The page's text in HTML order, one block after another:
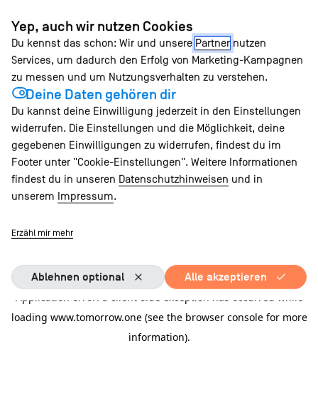
Zum
Inhalt
springen
Application error: a client-side exception has occurred while
loading www.tomorrow.one (see the browser console for more
information).
Yep, auch wir nutzen Cookies
Du kennst das schon: Wir und unsere Partner nutzen
Services, um dadurch den Erfolg von Marketing-Kampagnen
zu messen und um Nutzungsverhalten zu verstehen.
Deine Daten gehören dir
Du kannst deine Einwilligung jederzeit in den Einstellungen
widerrufen. Die Einstellungen und die Möglichkeit, deine
gegebenen Einwilligungen zu widerrufen, findest du im
Footer unter "Cookie-Einstellungen". Weitere Informationen
findest du in unseren Datenschutzhinweisen und in
unserem Impressum.
Erzähl mir mehr
Ablehnen optional Alle akzeptieren